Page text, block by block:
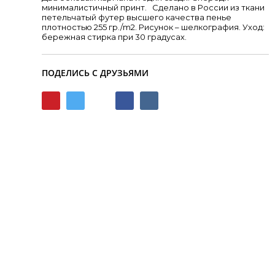
минималистичный принт. Сделано в России из ткани
петельчатый футер высшего качества пенье
плотностью 255 гр./m2. Рисунок – шелкография. Уход:
бережная стирка при 30 градусах.
ПОДЕЛИСЬ С ДРУЗЬЯМИ